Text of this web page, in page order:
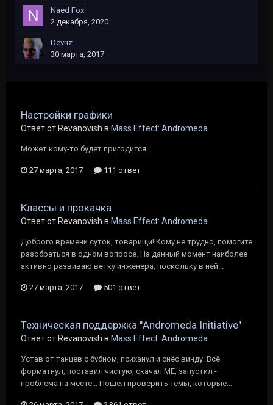
Naed Fox
2 декабря, 2020
Devriz
30 марта, 2017
Настройки графики
Ответ от Revanovish в Mass Effect: Andromeda
Может кому-то будет пригодится:
27 марта, 2017 111 ответ
Классы и прокачка
Ответ от Revanovish в Mass Effect: Andromeda
Доброго времени суток, товарищи! Кому не трудно, помогите
разобраться в одном вопросе. На данный момент наиболее
активно развиваю ветку инженера, поскольку в ней...
27 марта, 2017 501 ответ
Техническая поддержка "Andromeda Initiative"
Ответ от Revanovish в Mass Effect: Andromeda
Устав от танцев с бубном, психанул и снёс винду. Всё
форматнул, поставил чистую, скачал МЕ, запустил -
проблема на месте... Пошёл проверить темы, которые...